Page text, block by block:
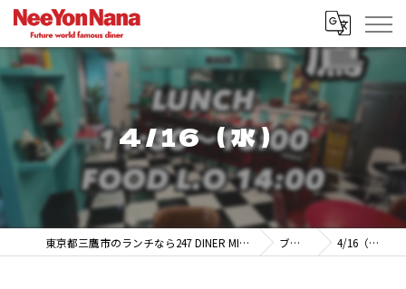
4/16（水）
東京都三鷹市のランチなら247 DINER MITAKA ブログ 4/16（水）